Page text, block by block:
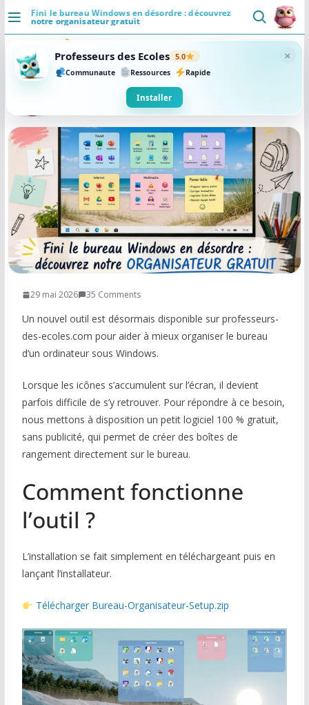
DÉCOUVRIR
Accueil
Actualités
VIE PROFESSIONNELLE
Ressources
Agenda
CRPE
Lectures de livres
Mouvement
COMMUNAUTÉ
Forum
Réseaux sociaux
Petites annonces
Fini le bureau Windows en désordre : découvrez
notre organisateur gratuit
29 mai 2026 35 Comments
Un nouvel outil est désormais disponible sur professeurs-
des-ecoles.com pour aider à mieux organiser le bureau
d’un ordinateur sous Windows.
Lorsque les icônes s’accumulent sur l’écran, il devient
parfois difficile de s’y retrouver. Pour répondre à ce besoin,
nous mettons à disposition un petit logiciel 100 % gratuit,
sans publicité, qui permet de créer des boîtes de
rangement directement sur le bureau.
Comment fonctionne
l’outil ?
L’installation se fait simplement en téléchargeant puis en
lançant l’installateur.
Télécharger Bureau-Organisateur-Setup.zip
Professeurs des Ecoles 5.0
Communaute Ressources Rapide
×
Installer